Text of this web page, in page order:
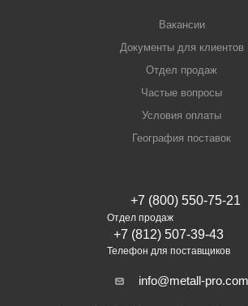
Вакансии
Документы для клиентов
Отдел продаж
Частые вопросы
Условия оплаты
География поставок
+7 (800) 550-75-21
Отдел продаж
+7 (812) 507-39-43
Телефон для поставщиков
info@metall-pro.com